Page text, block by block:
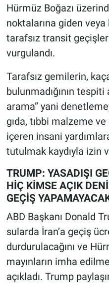
Hürmüz Boğazı
noktalarına giden
tarafsız transit
vurgulandı.
Tarafsız gemilerin,
bulunmadığının
arama” yani
gıda, tıbbi malzeme
içeren insani
tutulmak kaydıyla izin
TRUMP: YASADIŞI
HİÇ KİMSE AÇIK
GEÇİŞ
ABD Başkanı Donald
sularda İran’a geçiş
durdurulacağını ve
mayınların imha
açıkladı. Trump